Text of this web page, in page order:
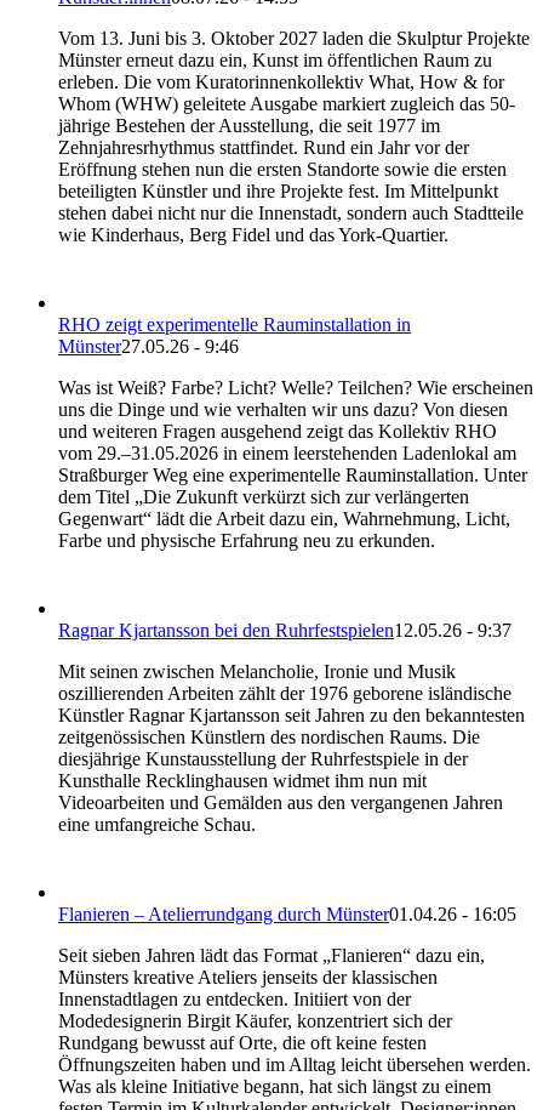
Vom 13. Juni bis 3. Oktober 2027 laden die Skulptur Projekte
Münster erneut dazu ein, Kunst im öffentlichen Raum zu
erleben. Die vom Kuratorinnenkollektiv What, How & for
Whom (WHW) geleitete Ausgabe markiert zugleich das 50-
jährige Bestehen der Ausstellung, die seit 1977 im
Zehnjahresrhythmus stattfindet. Rund ein Jahr vor der
Eröffnung stehen nun die ersten Standorte sowie die ersten
beteiligten Künstler und ihre Projekte fest. Im Mittelpunkt
stehen dabei nicht nur die Innenstadt, sondern auch Stadtteile
wie Kinderhaus, Berg Fidel und das York-Quartier.
RHO zeigt experimentelle Rauminstallation in
Münster27.05.26 - 9:46
Was ist Weiß? Farbe? Licht? Welle? Teilchen? Wie erscheinen
uns die Dinge und wie verhalten wir uns dazu? Von diesen
und weiteren Fragen ausgehend zeigt das Kollektiv RHO
vom 29.–31.05.2026 in einem leerstehenden Ladenlokal am
Straßburger Weg eine experimentelle Rauminstallation. Unter
dem Titel „Die Zukunft verkürzt sich zur verlängerten
Gegenwart“ lädt die Arbeit dazu ein, Wahrnehmung, Licht,
Farbe und physische Erfahrung neu zu erkunden.
Ragnar Kjartansson bei den Ruhrfestspielen12.05.26 - 9:37
Mit seinen zwischen Melancholie, Ironie und Musik
oszillierenden Arbeiten zählt der 1976 geborene isländische
Künstler Ragnar Kjartansson seit Jahren zu den bekanntesten
zeitgenössischen Künstlern des nordischen Raums. Die
diesjährige Kunstausstellung der Ruhrfestspiele in der
Kunsthalle Recklinghausen widmet ihm nun mit
Videoarbeiten und Gemälden aus den vergangenen Jahren
eine umfangreiche Schau.
Flanieren – Atelierrundgang durch Münster01.04.26 - 16:05
Seit sieben Jahren lädt das Format „Flanieren“ dazu ein,
Münsters kreative Ateliers jenseits der klassischen
Innenstadtlagen zu entdecken. Initiiert von der
Modedesignerin Birgit Käufer, konzentriert sich der
Rundgang bewusst auf Orte, die oft keine festen
Öffnungszeiten haben und im Alltag leicht übersehen werden.
Was als kleine Initiative begann, hat sich längst zu einem